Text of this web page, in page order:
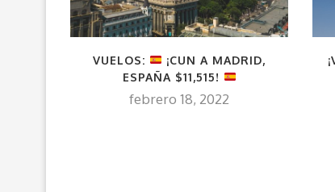
VUELOS:
¡CUN A MADRID,
ESPAÑA $11,515!
febrero 18, 2022